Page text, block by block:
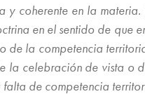
y coherente en la
en el sentido de que
de la competencia
la celebración de vista o
falta de competencia